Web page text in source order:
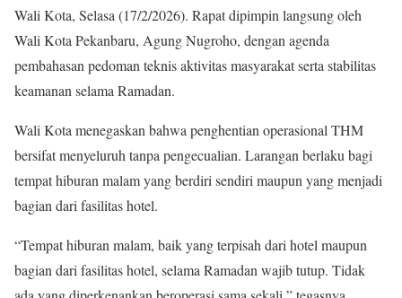
Wali Kota, Selasa (17/2/2026). Rapat dipimpin langsung oleh
Wali Kota Pekanbaru, Agung Nugroho, dengan agenda
pembahasan pedoman teknis aktivitas masyarakat serta stabilitas
keamanan selama Ramadan.
Wali Kota menegaskan bahwa penghentian operasional THM
bersifat menyeluruh tanpa pengecualian. Larangan berlaku bagi
tempat hiburan malam yang berdiri sendiri maupun yang menjadi
bagian dari fasilitas hotel.
“Tempat hiburan malam, baik yang terpisah dari hotel maupun
bagian dari fasilitas hotel, selama Ramadan wajib tutup. Tidak